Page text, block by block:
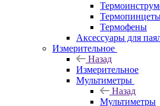
Термофены
Аксессуары для
Измерительное
Назад
Измерительное
Мультиметры
Назад
Мультиметры